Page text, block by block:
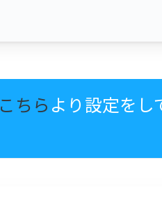
こちら より設定をし